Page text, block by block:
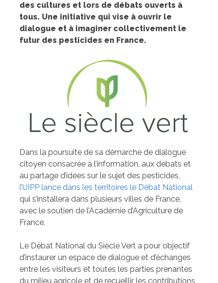
des cultures et lors de débats ouverts à
tous. Une initiative qui vise à ouvrir le
dialogue et à imaginer collectivement le
futur des pesticides en France.
Dans la poursuite de sa démarche de dialogue
citoyen consacrée à l’information, aux débats et
au partage d’idées sur le sujet des pesticides,
l’UIPP lance dans les territoires le Débat National
qui s’installera dans plusieurs villes de France,
avec le soutien de l’Académie d’Agriculture de
France.
Le Débat National du Siècle Vert a pour objectif
d’instaurer un espace de dialogue et d’échanges
entre les visiteurs et toutes les parties prenantes
du milieu agricole et de recueillir les contributions